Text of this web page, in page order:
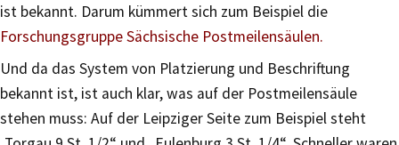
ist bekannt. Darum kümmert sich zum Beispiel die
Forschungsgruppe Sächsische Postmeilensäulen.
Und da das System von Platzierung und Beschriftung
bekannt ist, ist auch klar, was auf der Postmeilensäule
stehen muss: Auf der Leipziger Seite zum Beispiel steht